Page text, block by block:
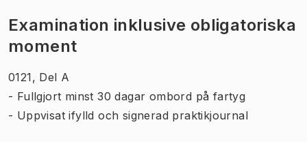
Examination inklusive obligatoriska
moment
0121, Del A
- Fullgjort minst 30 dagar ombord på fartyg
- Uppvisat ifylld och signerad praktikjournal